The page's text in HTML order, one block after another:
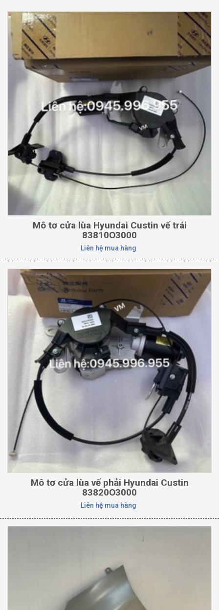
Mô tơ cửa lùa Hyundai Custin vế trái
83810O3000
Liên hệ mua hàng
Mô tơ cửa lùa vế phải Hyundai Custin
83820O3000
Liên hệ mua hàng